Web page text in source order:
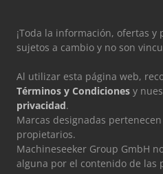
¡Toda la información, ofertas y
sujetos a cambio y no son
Al utilizar esta página web,
Términos y Condiciones y
privacidad.
Marcas designadas
propietarios.
Machineseeker Group GmbH
alguna por el contenido de las